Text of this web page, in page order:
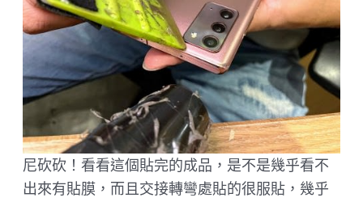
尼砍砍！看看這個貼完的成品，是不是幾乎看不
出來有貼膜，而且交接轉彎處貼的很服貼，幾乎